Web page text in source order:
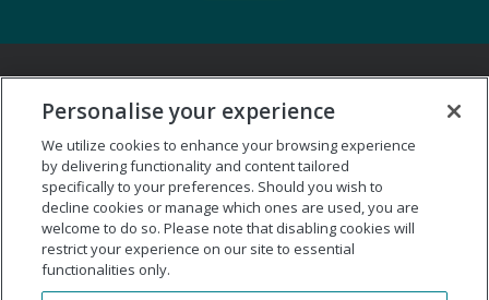
Service Conseil et Formation : 01 55 34 92 00
Email :support.eu@themyersbriggs.com
Personalise your experience
We utilize cookies to enhance your browsing experience
by delivering functionality and content tailored
specifically to your preferences. Should you wish to
decline cookies or manage which ones are used, you are
welcome to do so. Please note that disabling cookies will
restrict your experience on our site to essential
functionalities only.